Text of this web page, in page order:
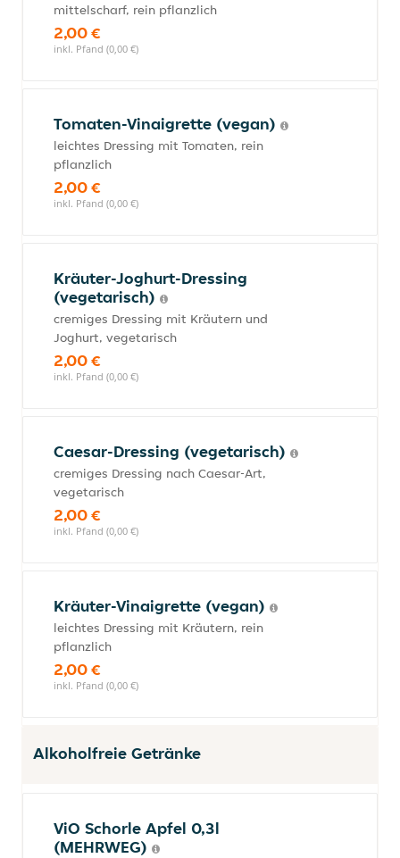
mittelscharf, rein pflanzlich
2,00 €
inkl. Pfand (0,00 €)
Tomaten-Vinaigrette (vegan)
leichtes Dressing mit Tomaten, rein
pflanzlich
2,00 €
inkl. Pfand (0,00 €)
Kräuter-Joghurt-Dressing
(vegetarisch)
cremiges Dressing mit Kräutern und
Joghurt, vegetarisch
2,00 €
inkl. Pfand (0,00 €)
Caesar-Dressing (vegetarisch)
cremiges Dressing nach Caesar-Art,
vegetarisch
2,00 €
inkl. Pfand (0,00 €)
Kräuter-Vinaigrette (vegan)
leichtes Dressing mit Kräutern, rein
pflanzlich
2,00 €
inkl. Pfand (0,00 €)
Alkoholfreie Getränke
ViO Schorle Apfel 0,3l
(MEHRWEG)